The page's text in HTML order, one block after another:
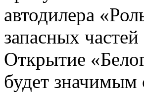
автодилера
запасных
Открытие
будет